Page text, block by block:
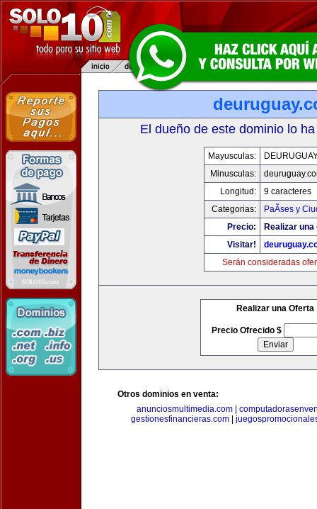
El dueño de este dominio lo
Mayusculas:
Minusculas:
Longitud:
9 caracteres
Categorias:
PaÃ­ses y
Precio:
Realizar
Visitar!
Serán consideradas
Realizar una Oferta
Precio Ofrecido $
Otros dominios en venta:
anunciosmultimedia.com
gestionesfinancieras.com